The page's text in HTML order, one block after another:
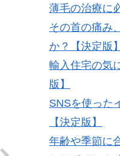
薄毛の治療に
その首の痛み
か？【決定版】
輸入住宅の気
版】
SNSを使った
【決定版】
年齢や季節に